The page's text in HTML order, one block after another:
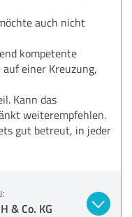
auch nicht
kompetente
einer Kreuzung,
Kann das
weiterempfehlen.
gut betreut, in jeder
& Co. KG